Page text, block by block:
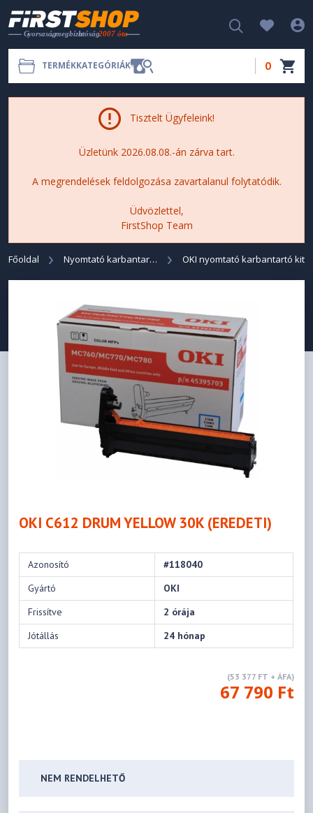
TERMÉKKATEGÓRIÁK 0
Tisztelt Ügyfeleink!
Üzletünk 2026.08.08.-án zárva tart.
A megrendelések feldolgozása zavartalanul folytatódik.
Üdvözlettel,
FirstShop Team
Főoldal Nyomtató karbantartó KIT OKI nyomtató karbantartó kit
OKI C612 DRUM YELLOW 30K (EREDETI)
Azonosító
#118040
Gyártó
OKI
Frissítve
2 órája
Jótállás
24 hónap
(53 377 FT + ÁFA)
67 790 Ft
NEM RENDELHETŐ